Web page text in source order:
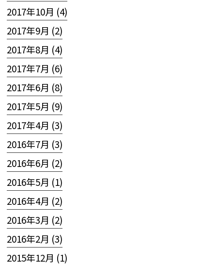
2017年10月 (4)
2017年9月 (2)
2017年8月 (4)
2017年7月 (6)
2017年6月 (8)
2017年5月 (9)
2017年4月 (3)
2016年7月 (3)
2016年6月 (2)
2016年5月 (1)
2016年4月 (2)
2016年3月 (2)
2016年2月 (3)
2015年12月 (1)